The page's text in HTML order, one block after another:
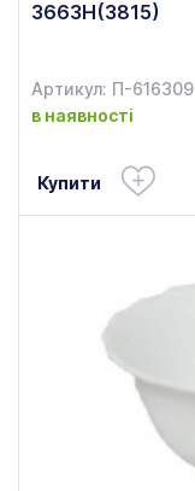
3663H(3815)
Артикул: П-616309
в наявності
Купити